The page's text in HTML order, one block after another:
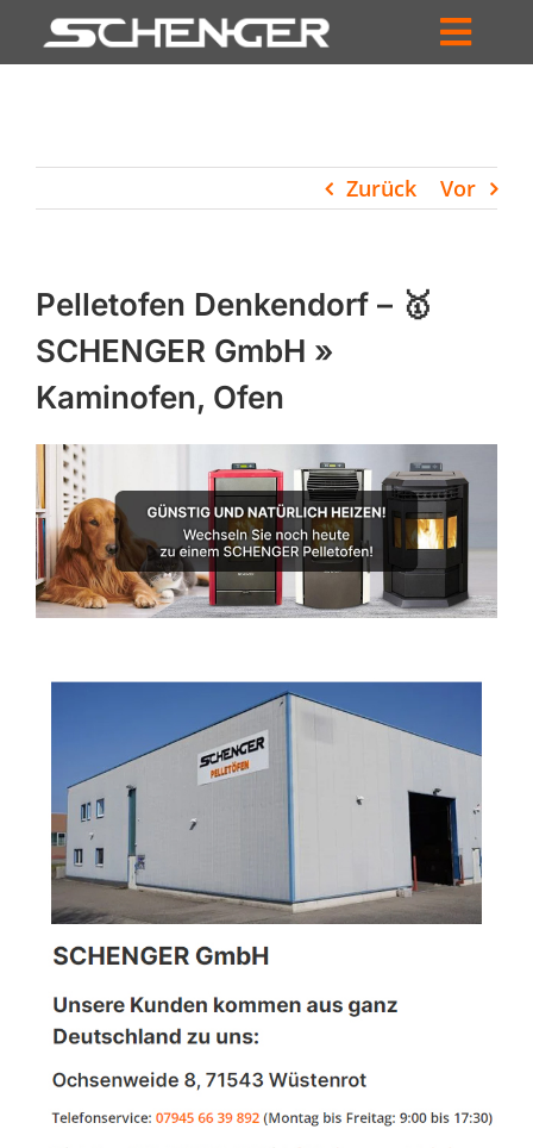
Inhalt
HÄNDLERSUCHE
UNTERNEHMEN
PROFIL
WARENKORB
PRODUCTS
SEARCH
Zurück Vor
Pelletofen Denkendorf – 🥇
SCHENGER GmbH »
Kaminofen, Ofen